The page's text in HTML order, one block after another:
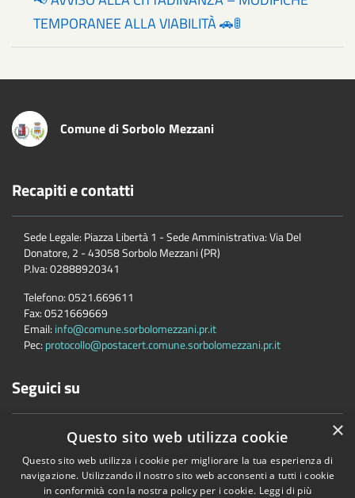
TEMPORANEE ALLA VIABILITÀ 🚗🚦
Comune di Sorbolo Mezzani
Recapiti e contatti
Sede Legale: Piazza Libertà 1 - Sede Amministrativa: Via Del
Donatore, 2 - 43058 Sorbolo Mezzani (PR)
P.Iva:02888920341
Telefono:0521.669611
Fax:0521669669
Email: info@comune.sorbolomezzani.pr.it
Pec: protocollo@postacert.comune.sorbolomezzani.pr.it
Seguici su
×
Questo sito web utilizza cookie
Questo sito web utilizza i cookie per migliorare la tua esperienza di
navigazione. Utilizzando il nostro sito web acconsenti a tutti i cookie
in conformità con la nostra policy per i cookie. Leggi di più